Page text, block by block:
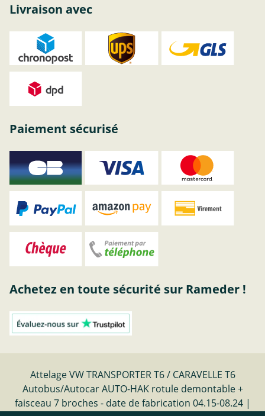
Livraison avec
Paiement sécurisé
Achetez en toute sécurité sur Rameder !
Attelage VW TRANSPORTER T6 / CARAVELLE T6
Autobus/Autocar AUTO-HAK rotule demontable +
faisceau 7 broches - date de fabrication 04.15-08.24 |